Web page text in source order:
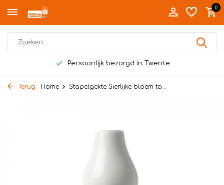
0
Persoonlijk bezorgd in Twente
Terug Home Stapelgekte Sierlijke bloem to...